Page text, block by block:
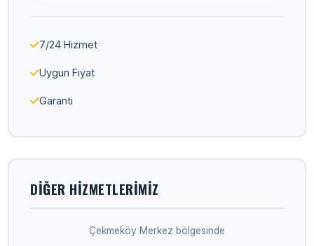
7/24 Hizmet
Uygun Fiyat
Garanti
DIĞER HIZMETLERIMIZ
Çekmeköy Merkez bölgesinde